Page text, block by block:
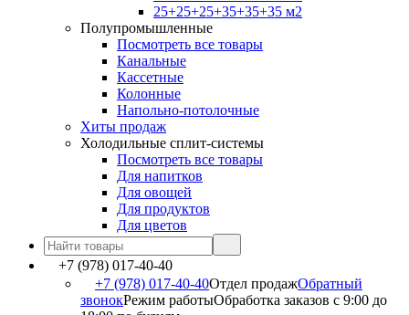
25+25+25+35+35+35 м2
Полупромышленные
Посмотреть все товары
Канальные
Кассетные
Колонные
Напольно-потолочные
Хиты продаж
Холодильные сплит-системы
Посмотреть все товары
Для напитков
Для овощей
Для продуктов
Для цветов
+7 (978) 017-40-40
+7 (978) 017-40-40Отдел продажОбратный
звонокРежим работыОбработка заказов с 9:00 до